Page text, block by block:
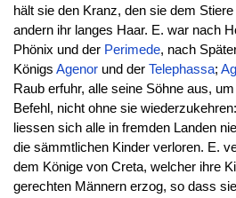
hält sie den Kranz, den sie dem
andern ihr langes Haar. E. war nach
Phönix und der Perimede, nach
Königs Agenorund der Telephassa;
Raub erfuhr, alle seine Söhne aus,
Befehl, nicht ohne sie
liessen sich alle in fremden Landen
die sämmtlichen Kinder verloren. E.
dem Könige von Creta, welcher ihre
gerechten Männern erzog, so dass